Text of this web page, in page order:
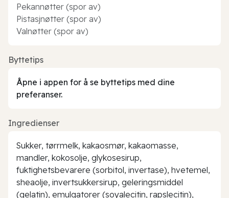
Pekannøtter (spor av)
Pistasjnøtter (spor av)
Valnøtter (spor av)
Byttetips
Åpne i appen for å se byttetips med dine
preferanser.
Ingredienser
Sukker, tørrmelk, kakaosmør, kakaomasse,
mandler, kokosolje, glykosesirup,
fuktighetsbevarere (sorbitol, invertase), hvetemel,
sheaolje, invertsukkersirup, geleringsmiddel
(gelatin), emulgatorer (soyalecitin, rapslecitin),